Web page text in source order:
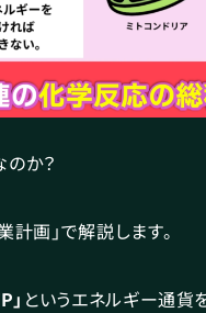
か？
計画」で解説します。
」 というエネルギー通貨